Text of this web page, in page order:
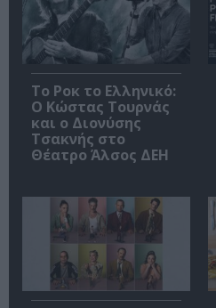
Το Ροκ το Ελληνικό:
Ο Κώστας Τουρνάς
και ο Διονύσης
Τσακνής στο
Θέατρο Άλσος ΔΕΗ